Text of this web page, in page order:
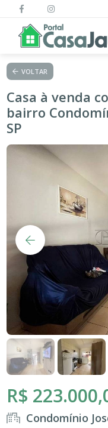
VOLTAR
Casa à venda
bairro
SP
R$
Condomínio